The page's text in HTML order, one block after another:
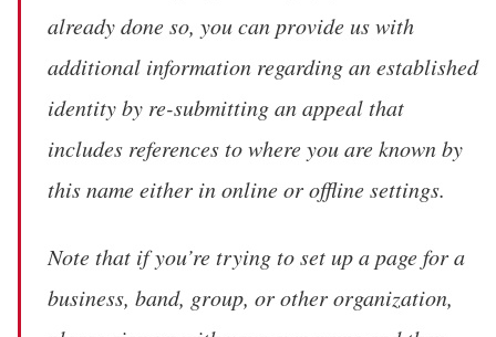
already done so, you can provide us with
additional information regarding an established
identity by re-submitting an appeal that
includes references to where you are known by
this name either in online or offline settings.
Note that if you’re trying to set up a page for a
business, band, group, or other organization,